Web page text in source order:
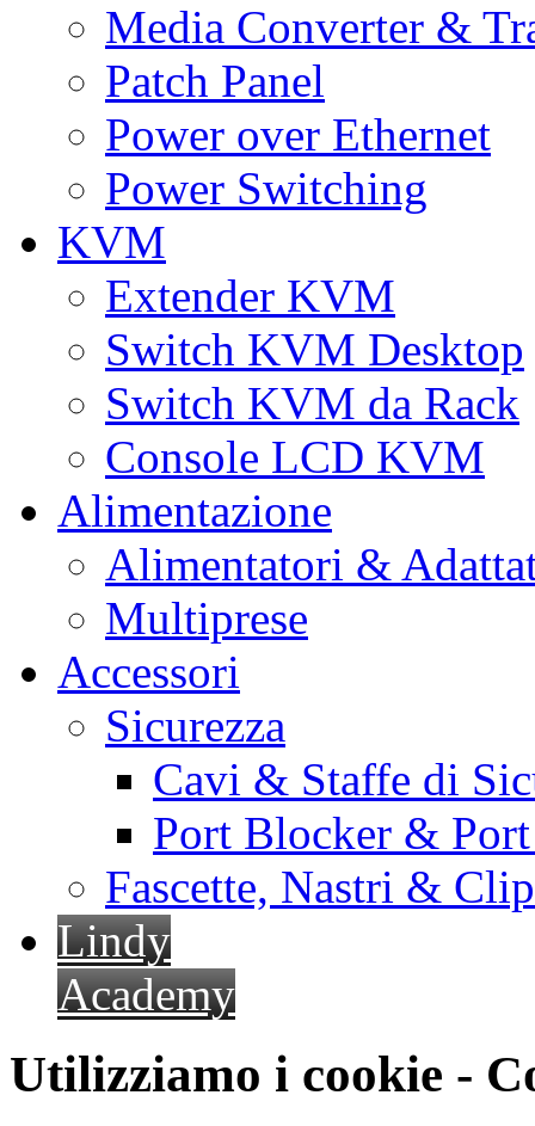
Media Converter &
Patch Panel
Power over Ethernet
Power Switching
KVM
Extender KVM
Switch KVM Desktop
Switch KVM da Rack
Console LCD KVM
Alimentazione
Alimentatori &
Multiprese
Accessori
Sicurezza
Cavi & Staffe di
Port Blocker &
Fascette, Nastri &
Lindy
Academy
Utilizziamo i cookie -